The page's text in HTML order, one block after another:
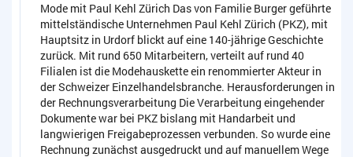
Mode mit Paul Kehl Zürich Das von Familie Burger geführte
mittelständische Unternehmen Paul Kehl Zürich (PKZ), mit
Hauptsitz in Urdorf blickt auf eine 140-jährige Geschichte
zurück. Mit rund 650 Mitarbeitern, verteilt auf rund 40
Filialen ist die Modehauskette ein renommierter Akteur in
der Schweizer Einzelhandelsbranche. Herausforderungen in
der Rechnungsverarbeitung Die Verarbeitung eingehender
Dokumente war bei PKZ bislang mit Handarbeit und
langwierigen Freigabeprozessen verbunden. So wurde eine
Rechnung zunächst ausgedruckt und auf manuellem Wege